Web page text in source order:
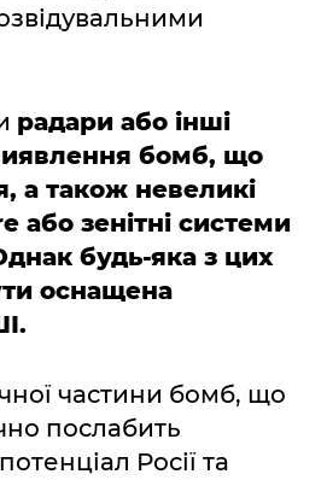
радари або інші
бомб, що
а також невеликі
або зенітні системи
будь-яка з цих
оснащена
частини бомб, що
послабить
Росії та